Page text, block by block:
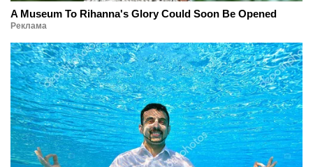
A Museum To Rihanna's Glory Could Soon Be Opened
Реклама